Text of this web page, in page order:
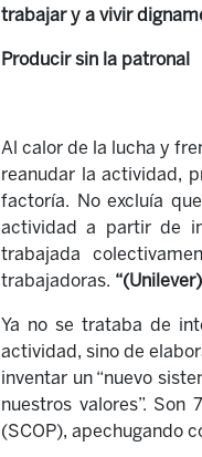
trabajar y a vivir
Producir sin la patronal
Al calor de la lucha y
reanudar la actividad,
factoría. No excluía
actividad a partir de
trabajada
trabajadoras.
Ya no se trataba de
actividad, sino de
inventar un “nuevo
nuestros valores”.
(SCOP), apechugando